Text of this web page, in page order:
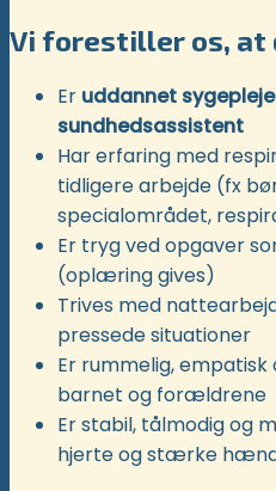
Vi forestiller os, at
Er uddannet
sundhedsassistent
Har erfaring med
tidligere arbejde (fx
specialområdet,
Er tryg ved opgaver
(oplæring gives)
Trives med
pressede situationer
Er rummelig,
barnet og forældrene
Er stabil, tålmodig og
hjerte og stærke